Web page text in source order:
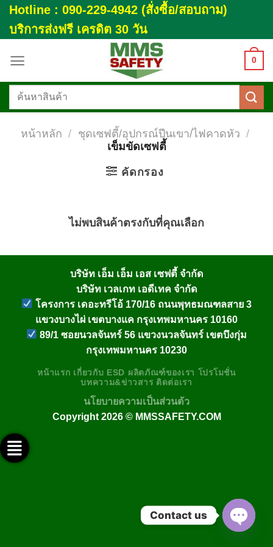
Skip
to
content
Hotline : 090-229-4942 (สั่งซื้อ/สอบถาม)
บริการส่งฟรี เครดิต 30 วัน
0
ค้นหา:
หน้าหลัก / ชุดเซฟตี้/อุปกรณ์ปีนเขา/ไฟคาดหัว /
เข็มขัดเซฟตี้
คัดกรอง
ไม่พบสินค้าตรงกับที่คุณเลือก
บริษัท เอ็ม เอ็ม เอส เซฟตี้ จำกัด
บริษัท เวลเกท เอดีเทค จำกัด
โครงการ เดอะทรีโอ้ 170/16 ถนนพุทธมณฑลสาย 3
แขวงบางไผ่ เขตบางแค กรุงเทพมหานคร 10160
89/1 ซอยนวลจันทร์ 56 แขวงนวลจันทร์ เขตบึงกุ่ม
กรุงเทพมหานคร 10230
หน้าแรก เกี่ยวกับ ESD ผลิตภัณฑ์ของเรา โปรโมชั่น
บทความ&ข่าวสาร ติดต่อเรา
นโยบายความเป็นส่วนตัว
Copyright 2026 © MMSSAFETY.COM
ติดต่อทางไลน์ @mmssafety
ติดต่อทางเฟสบุ๊ค
ช่อง Youtube
ติดต่อทางอีเมล์
ติดต่อทางโทรศัพท์
Contact us